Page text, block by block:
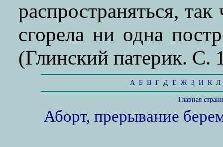
распространяться,
сгорела ни одна
(Глинский патерик. С.
А Б В Г Д Е Ж З И К Л
Главная
Аборт, прерывание